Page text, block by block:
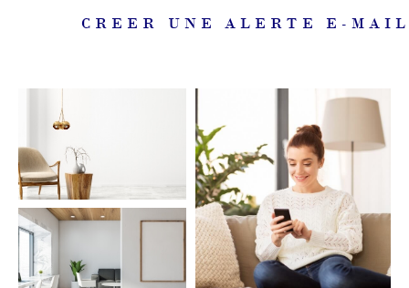
CREER UNE ALERTE E-
Surface
AFFINER LES
CRITÈRES
Terrasse Parking Piscine